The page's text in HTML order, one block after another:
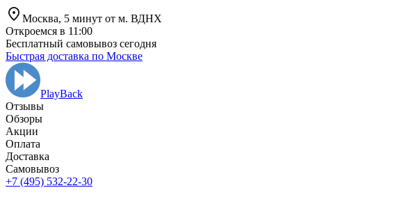
Москва, 5 минут от м. ВДНХ
Откроемся в 11:00
Бесплатный самовывоз сегодня
Быстрая доставка по Москве
PlayBack
Отзывы
Обзоры
Aкции
Оплата
Доставка
Самовывоз
+7 (495) 532-22-30